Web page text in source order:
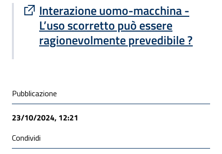
Interazione uomo-macchina -
L’uso scorretto può essere
ragionevolmente prevedibile ?
Sito esterno : apre una nuova finestra
Condivisione social
Pubblicazione
23/10/2024, 12:21
Condividi